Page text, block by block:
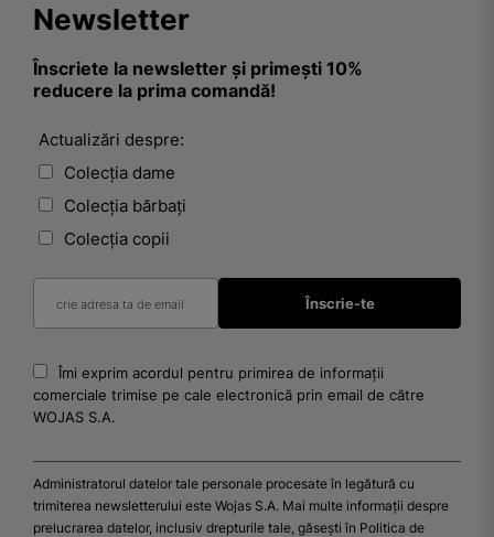
Newsletter
Înscriete la newsletter și primești 10%
reducere la prima comandă!
Actualizări despre:
Colecția dame
Colecția bărbați
Colecția copii
Îmi exprim acordul pentru primirea de informații
comerciale trimise pe cale electronică prin email de către
WOJAS S.A.
Administratorul datelor tale personale procesate în legătură cu
trimiterea newsletterului este Wojas S.A. Mai multe informații despre
prelucrarea datelor, inclusiv drepturile tale, găsești în Politica de